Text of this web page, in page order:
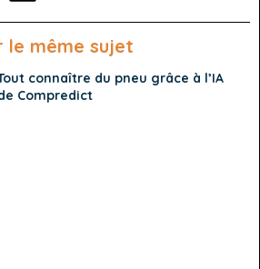
le même sujet
connaître du pneu grâce à l’IA
Compredict